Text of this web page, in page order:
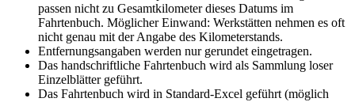
passen nicht zu Gesamtkilometer dieses Datums im
Fahrtenbuch. Möglicher Einwand: Werkstätten nehmen es oft
nicht genau mit der Angabe des Kilometerstands.
Entfernungsangaben werden nur gerundet eingetragen.
Das handschriftliche Fahrtenbuch wird als Sammlung loser
Einzelblätter geführt.
Das Fahrtenbuch wird in Standard-Excel geführt (möglich